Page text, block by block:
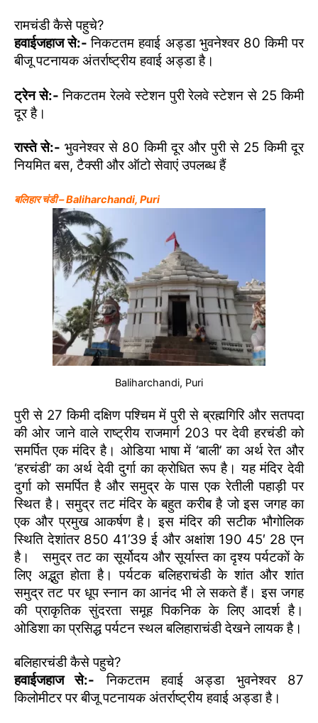
रामचंडी कैसे पहुचे?
हवाईजहाज से:-निकटतम हवाई अड्डा भुवनेश्वर 80 किमी पर
बीजू पटनायक अंतर्राष्ट्रीय हवाई अड्डा है।
ट्रेन से:-निकटतम रेलवे स्टेशन पुरी रेलवे स्टेशन से 25 किमी
दूर है।
रास्ते से:- भुवनेश्वर से 80 किमी दूर और पुरी से 25 किमी दूर
नियमित बस, टैक्सी और ऑटो सेवाएं उपलब्ध हैं
बलिहार चंडी – Baliharchandi, Puri
Baliharchandi, Puri
पुरी से 27 किमी दक्षिण पश्चिम में पुरी से ब्रह्मगिरि और सतपदा
की ओर जाने वाले राष्ट्रीय राजमार्ग 203 पर देवी हरचंडी को
समर्पित एक मंदिर है। ओडिया भाषा में ‘बाली’ का अर्थ रेत और
‘हरचंडी’ का अर्थ देवी दुर्गा का क्रोधित रूप है। यह मंदिर देवी
दुर्गा को समर्पित है और समुद्र के पास एक रेतीली पहाड़ी पर
स्थित है। समुद्र तट मंदिर के बहुत करीब है जो इस जगह का
एक और प्रमुख आकर्षण है। इस मंदिर की सटीक भौगोलिक
स्थिति देशांतर 850 41’39 ई और अक्षांश 190 45′ 28 एन
है। समुद्र तट का सूर्योदय और सूर्यास्त का दृश्य पर्यटकों के
लिए अद्भुत होता है। पर्यटक बलिहराचंडी के शांत और शांत
समुद्र तट पर धूप स्नान का आनंद भी ले सकते हैं। इस जगह
की प्राकृतिक सुंदरता समूह पिकनिक के लिए आदर्श है।
ओडिशा का प्रसिद्ध पर्यटन स्थल बलिहाराचंडी देखने लायक है।
बलिहारचंडी कैसे पहुचे?
हवाईजहाज से:- निकटतम हवाई अड्डा भुवनेश्वर 87
किलोमीटर पर बीजू पटनायक अंतर्राष्ट्रीय हवाई अड्डा है।